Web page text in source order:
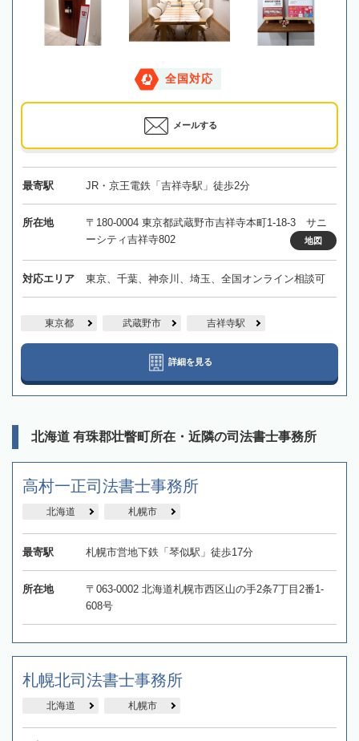
全国対応
メールする
最寄駅 JR・京王電鉄「吉祥寺駅」徒歩2分
所在地
〒180-0004 東京都武蔵野市吉祥寺本町1-18-3 サニ
ーシティ吉祥寺802
地図
対応エリア 東京、千葉、神奈川、埼玉、全国オンライン相談可
東京都 武蔵野市 吉祥寺駅
詳細を見る
北海道 有珠郡壮瞥町所在・近隣の司法書士事務所
高村一正司法書士事務所
北海道 札幌市
最寄駅 札幌市営地下鉄「琴似駅」徒歩17分
所在地
〒063-0002 北海道札幌市西区山の手2条7丁目2番1-
608号
札幌北司法書士事務所
北海道 札幌市